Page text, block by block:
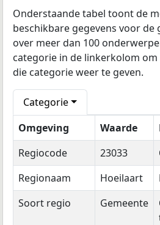
Onderstaande tabel toont de
beschikbare gegevens voor de
over meer dan 100
categorie in de linkerkolom
die categorie weer te geven.
Categorie
Omgeving
Waarde
Regiocode
23033
Regionaam
Hoeilaart
Soort regio
Gemeente